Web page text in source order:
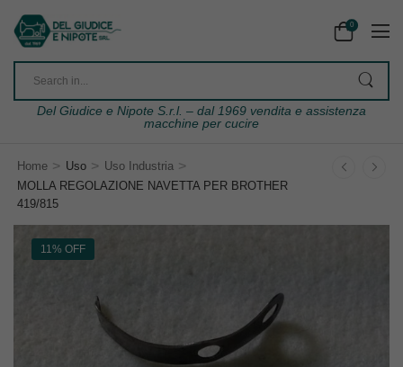
0
Del Giudice e Nipote S.r.l. – dal 1969 vendita e assistenza
macchine per cucire
Home > Uso > Uso Industria >
MOLLA REGOLAZIONE NAVETTA PER BROTHER
419/815
11% OFF